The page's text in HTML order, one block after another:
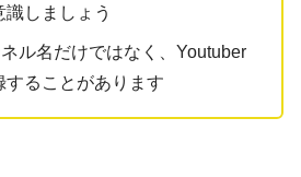
しましょう
ル名だけではなく、Youtuber
ることがあります